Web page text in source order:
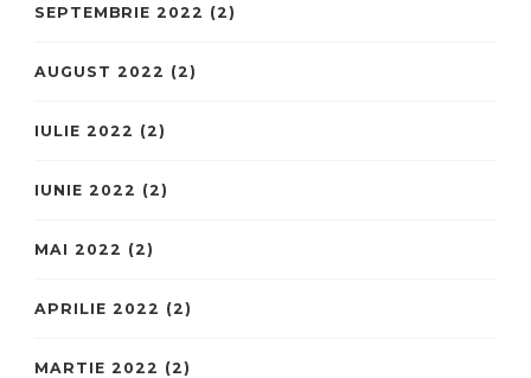
SEPTEMBRIE 2022 (2)
AUGUST 2022 (2)
IULIE 2022 (2)
IUNIE 2022 (2)
MAI 2022 (2)
APRILIE 2022 (2)
MARTIE 2022 (2)